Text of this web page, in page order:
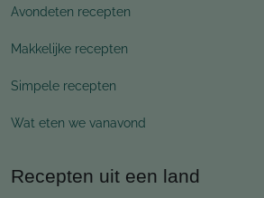
Avondeten recepten
Makkelijke recepten
Simpele recepten
Wat eten we vanavond
Recepten uit een land